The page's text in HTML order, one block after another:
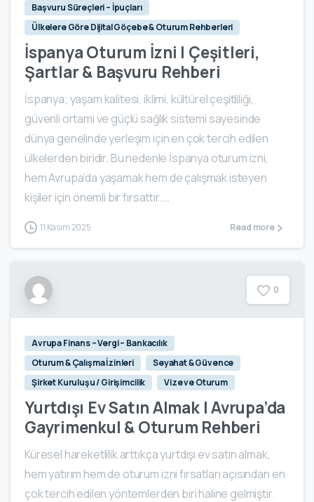
Başvuru Süreçleri – İpuçları
Ülkelere Göre Dijital Göçebe & Oturum Rehberleri
İspanya Oturum İzni | Çeşitleri,
Şartlar & Başvuru Rehberi
İspanya; yaşam kalitesi, iklimi, kültürel çeşitliliği,
güvenli ortamı ve güçlü sağlık sistemi sayesinde
dünya genelinde yerleşim için en çok tercih edilen
ülkelerden biridir. Bu nedenle İspanya oturum izni,
hem Avrupa’da yaşamak hem de çalışmak isteyen
kişiler için önemli bir fırsattır....
11 Kasım 2025 Read more
0
Avrupa Finans – Vergi – Bankacılık
Oturum & Çalışma İzinleri
Seyahat & Güvence
Şirket Kuruluşu / Girişimcilik
Vize ve Oturum
Yurtdışı Ev Satın Almak | Avrupa’da
Gayrimenkul & Oturum Rehberi
Küresel hareketlilik arttıkça yurtdışı ev satın almak,
hem yatırım hem de oturum izni fırsatları açısından en
çok tercih edilen yöntemlerden biri haline gelmiştir.